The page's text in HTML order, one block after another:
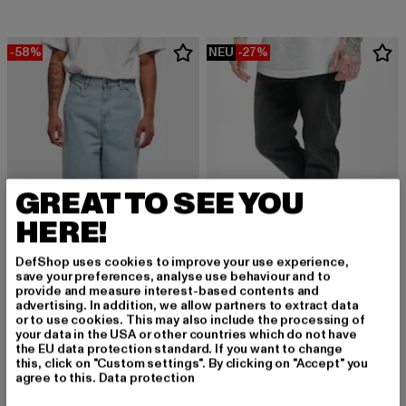
-58%
URBAN CLASSICS
90‘s
21,00 EUR
Derzeitiger Preis: 21,00 EUR
49,99 EURAktionspreis: 49,99 EUR
NEU -27%
URBAN CLASSICS
Stretch Denim
32,84 EUR
Derzeitiger Preis: 32,84 EUR
44,99 EUR Aktionspreis:
GREAT TO SEE YOU
HERE!
DefShop uses cookies to improve your use experience,
save your preferences, analyse use behaviour and to
provide and measure interest-based contents and
advertising. In addition, we allow partners to extract data
or to use cookies. This may also include the processing of
your data in the USA or other countries which do not have
the EU data protection standard. If you want to change
this, click on "Custom settings". By clicking on "Accept" you
agree to this. Data protection